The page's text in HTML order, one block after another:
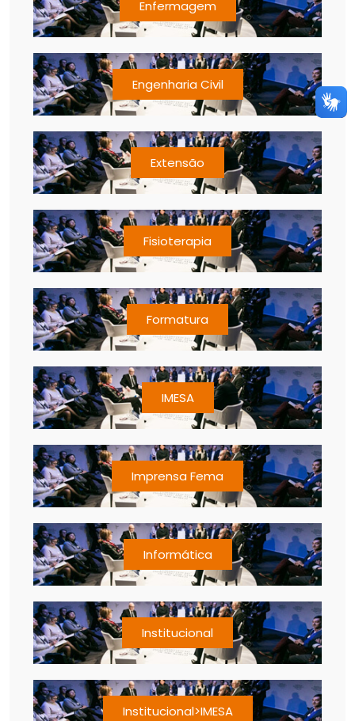
Enfermagem
Engenharia Civil
Extensão
Fisioterapia
Formatura
IMESA
Imprensa Fema
Informática
Institucional
Institucional>IMESA